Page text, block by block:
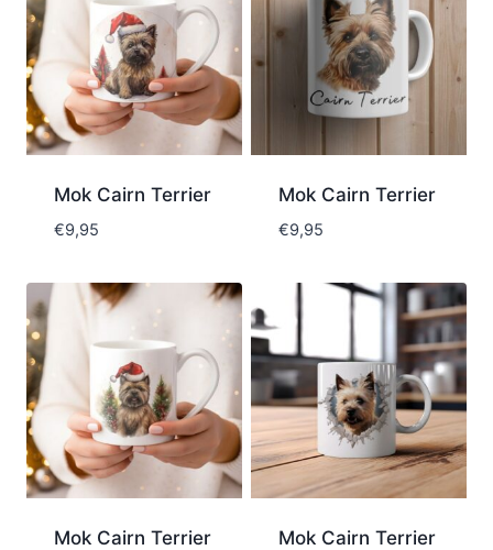
Mok Cairn Terrier
€9,95
Mok Cairn Terrier
€9,95
Mok Cairn Terrier Mok Cairn Terrier